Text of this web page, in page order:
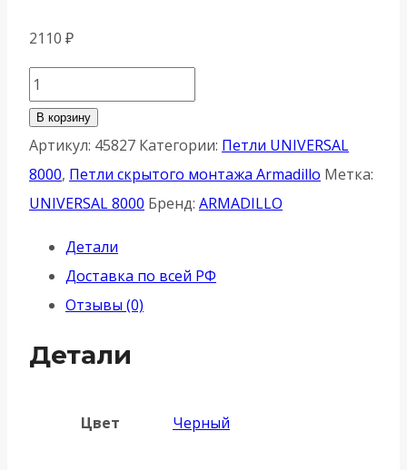
2110 ₽
Количество
товара
Петля
Armadillo
(Армадилло)
установки
U3D8000.VPG
черный
TECH/NO
В корзину
Артикул: 45827 Категории: Петли UNIVERSAL
8000, Петли скрытого монтажа Armadillo Метка:
UNIVERSAL 8000 Бренд: ARMADILLO
Детали
Доставка по всей РФ
Отзывы (0)
Детали
Цвет Черный